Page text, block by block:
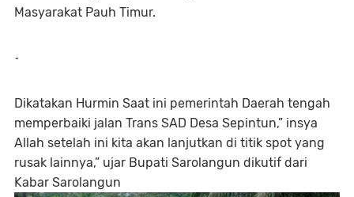
Masyarakat Pauh Timur.
-
Dikatakan Hurmin Saat ini pemerintah Daerah tengah
memperbaiki jalan Trans SAD Desa Sepintun,” insya
Allah setelah ini kita akan lanjutkan di titik spot yang
rusak lainnya,” ujar Bupati Sarolangun dikutif dari
Kabar Sarolangun